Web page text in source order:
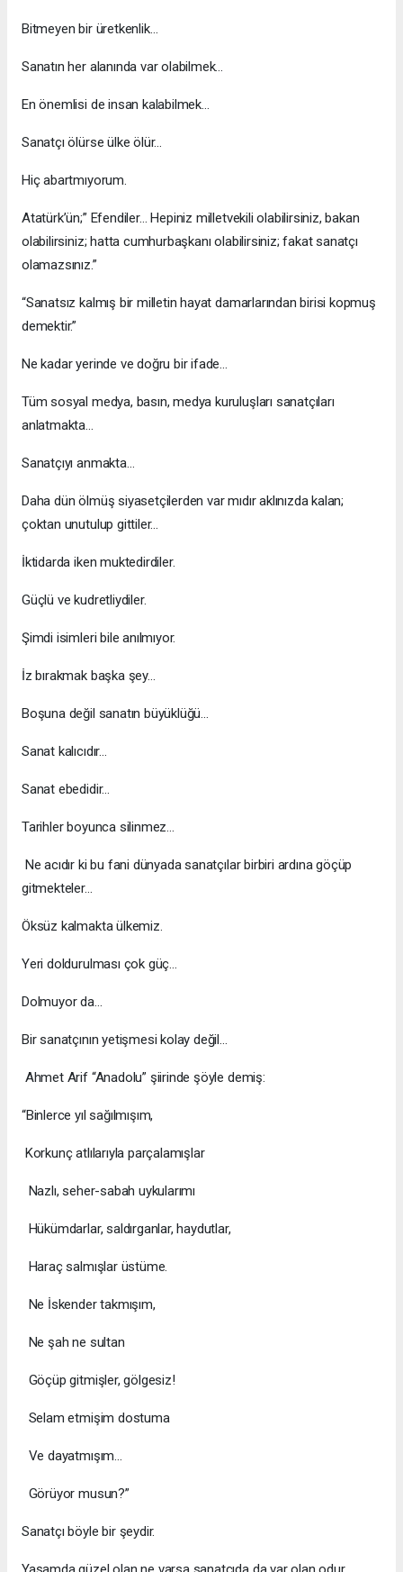
Bitmeyen bir üretkenlik…
Sanatın her alanında var olabilmek…
En önemlisi de insan kalabilmek…
Sanatçı ölürse ülke ölür…
Hiç abartmıyorum.
Atatürk’ün;” Efendiler… Hepiniz milletvekili olabilirsiniz, bakan
olabilirsiniz; hatta cumhurbaşkanı olabilirsiniz; fakat sanatçı
olamazsınız.”
“Sanatsız kalmış bir milletin hayat damarlarından birisi kopmuş
demektir.”
Ne kadar yerinde ve doğru bir ifade…
Tüm sosyal medya, basın, medya kuruluşları sanatçıları
anlatmakta…
Sanatçıyı anmakta…
Daha dün ölmüş siyasetçilerden var mıdır aklınızda kalan;
çoktan unutulup gittiler…
İktidarda iken muktedirdiler.
Güçlü ve kudretliydiler.
Şimdi isimleri bile anılmıyor.
İz bırakmak başka şey…
Boşuna değil sanatın büyüklüğü…
Sanat kalıcıdır…
Sanat ebedidir…
Tarihler boyunca silinmez…
Ne acıdır ki bu fani dünyada sanatçılar birbiri ardına göçüp
gitmekteler…
Öksüz kalmakta ülkemiz.
Yeri doldurulması çok güç…
Dolmuyor da…
Bir sanatçının yetişmesi kolay değil…
Ahmet Arif “Anadolu” şiirinde şöyle demiş:
“Binlerce yıl sağılmışım,
Korkunç atlılarıyla parçalamışlar
Nazlı, seher-sabah uykularımı
Hükümdarlar, saldırganlar, haydutlar,
Haraç salmışlar üstüme.
Ne İskender takmışım,
Ne şah ne sultan
Göçüp gitmişler, gölgesiz!
Selam etmişim dostuma
Ve dayatmışım...
Görüyor musun?”
Sanatçı böyle bir şeydir.